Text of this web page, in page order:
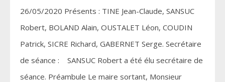
26/05/2020 Présents : TINE Jean-Claude, SANSUC
Robert, BOLAND Alain, OUSTALET Léon, COUDIN
Patrick, SICRE Richard, GABERNET Serge. Secrétaire
de séance : SANSUC Robert a été élu secrétaire de
séance. Préambule Le maire sortant, Monsieur